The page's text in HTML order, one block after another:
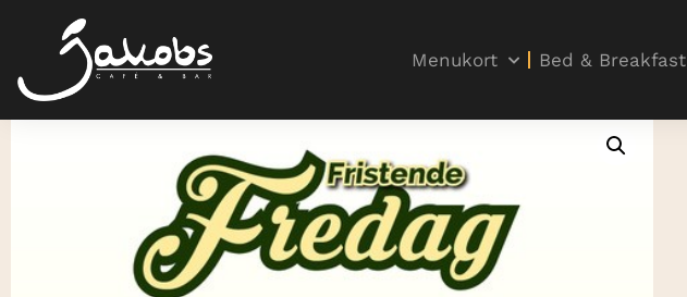
Menukort Bed & Breakfast